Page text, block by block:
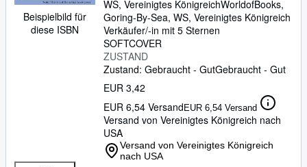
Beispielbild für
diese ISBN
WS, Vereinigtes KönigreichWorldofBooks,
Goring-By-Sea, WS, Vereinigtes Königreich
Verkäufer/-in mit 5 Sternen
SOFTCOVER
ZUSTAND
Zustand: Gebraucht - GutGebraucht - Gut
EUR 3,42
EUR 6,54 VersandEUR 6,54 Versand
Versand von Vereinigtes Königreich nach
USA
Versand von Vereinigtes Königreich
nach USA